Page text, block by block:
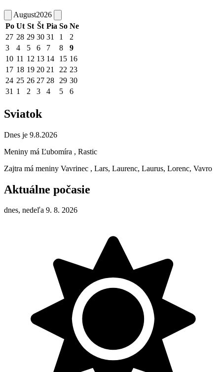
August2026
Po Ut St Št Pia So Ne
27 28 29 30 31 1
2
3
4 5 6 7 8
9
10 11 12 13 14 15 16
17 18 19 20 21 22 23
24 25 26 27 28 29 30
31 1 2 3 4 5 6
Sviatok
Dnes je 9.8.2026
Meniny má Ľubomíra , Rastic
Zajtra má meniny Vavrinec , Lars, Laurenc, Laurus, Lorenc, Vavro
Aktuálne počasie
dnes, nedeľa 9. 8. 2026